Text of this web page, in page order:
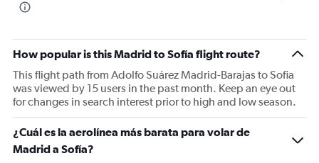
How popular is this Madrid to Sofía flight route?
This flight path from Adolfo Suárez Madrid-Barajas to Sofia
was viewed by 15 users in the past month. Keep an eye out
for changes in search interest prior to high and low season.
¿Cuál es la aerolínea más barata para volar de
Madrid a Sofía?